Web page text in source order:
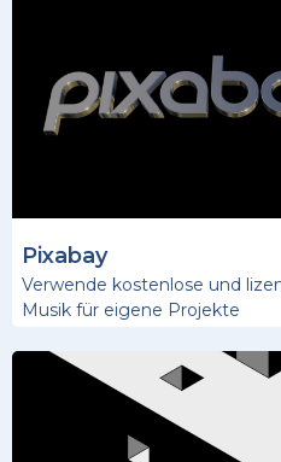
Pixabay
Verwende kostenlose und
Musik für eigene Projekte